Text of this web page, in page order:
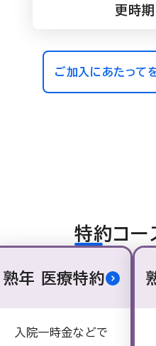
更時期
ご加入にあたって
特約コー
熟年 医療特約
入院一時金などで